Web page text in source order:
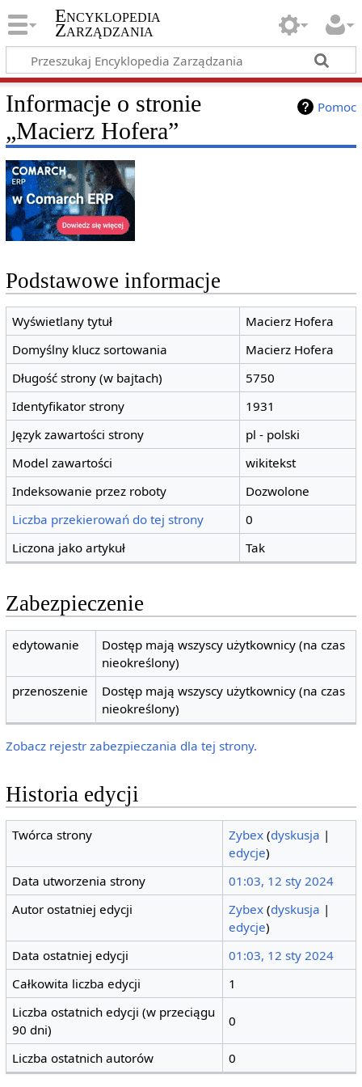
Encyklopedia
Zarządzania
Pomoc
Informacje o stronie
„Macierz Hofera”
Podstawowe informacje
Wyświetlany tytuł
Macierz Hofera
Domyślny klucz sortowania
Macierz Hofera
Długość strony (w bajtach)
5750
Identyfikator strony
1931
Język zawartości strony
pl - polski
Model zawartości
wikitekst
Indeksowanie przez roboty
Dozwolone
Liczba przekierowań do tej strony
0
Liczona jako artykuł
Tak
Zabezpieczenie
edytowanie
Dostęp mają wszyscy użytkownicy (na czas
nieokreślony)
przenoszenie
Dostęp mają wszyscy użytkownicy (na czas
nieokreślony)
Zobacz rejestr zabezpieczania dla tej strony.
Historia edycji
Twórca strony Zybex (dyskusja |
edycje)
Data utworzenia strony
01:03, 12 sty 2024
Autor ostatniej edycji
Zybex (dyskusja |
edycje)
Data ostatniej edycji
01:03, 12 sty 2024
Całkowita liczba edycji
1
Liczba ostatnich edycji (w przeciągu
90 dni)
0
Liczba ostatnich autorów 0